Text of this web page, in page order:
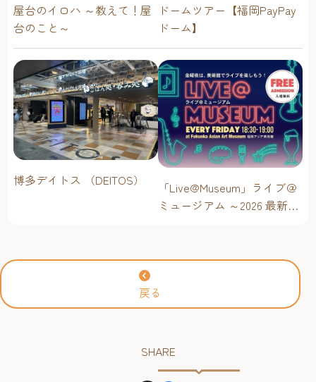
屋台のイロハ ～教えて！屋
台のこと～
ドームツアー【福岡PayPay
ドーム】
博多デイトス （DEITOS）
「Live@Museum」ライブ＠
ミュージアム ～2026 最新イ
戻る
SHARE